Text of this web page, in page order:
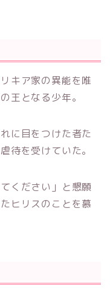
キア家の異能を唯
王となる少年。
に目をつけた者た
待を受けていた。
ください」と懇願
ヒリスのことを慕